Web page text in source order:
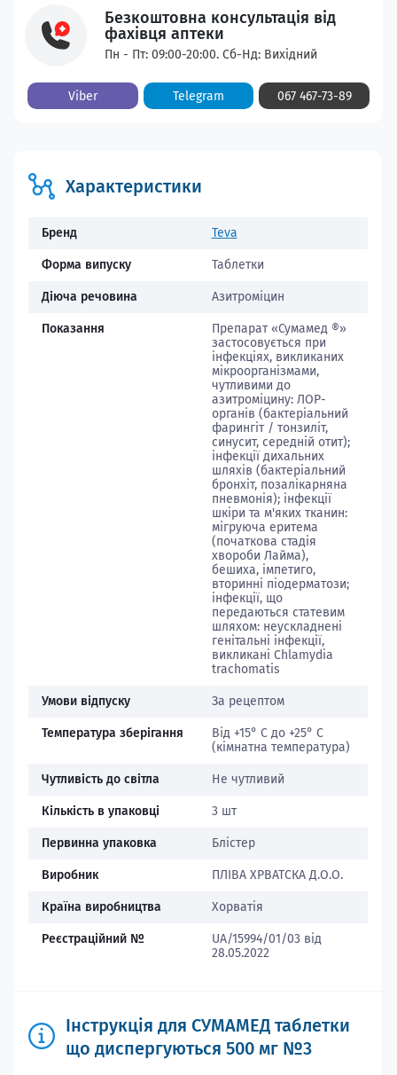
Безкоштовна консультація від
фахівця аптеки
Пн - Пт: 09:00-20:00. Сб-Нд: Вихідний
Viber Telegram 067 467-73-89
Характеристики
Бренд Teva
Форма випуску Таблетки
Діюча речовина Азитроміцин
Показання
Препарат «Сумамед ®»
застосовується при
інфекціях, викликаних
мікроорганізмами,
чутливими до
азитроміцину: ЛОР-
органів (бактеріальний
фарингіт / тонзиліт,
синусит, середній отит);
інфекції дихальних
шляхів (бактеріальний
бронхіт, позалікарняна
пневмонія); інфекції
шкіри та м'яких тканин:
мігруюча еритема
(початкова стадія
хвороби Лайма),
бешиха, імпетиго,
вторинні піодерматози;
інфекції, що
передаються статевим
шляхом: неускладнені
генітальні інфекції,
викликані Chlamydia
trachomatis
Умови відпуску За рецептом
Температура зберігання
Від +15° С до +25° С
(кімнатна температура)
Чутливість до світла Не чутливий
Кількість в упаковці 3 шт
Первинна упаковка Блістер
Виробник ПЛІВА ХРВАТСКА Д.О.О.
Країна виробництва Хорватія
Реєстраційний №
UA/15994/01/03 від
28.05.2022
Інструкція для СУМАМЕД таблетки
що диспергуються 500 мг №3